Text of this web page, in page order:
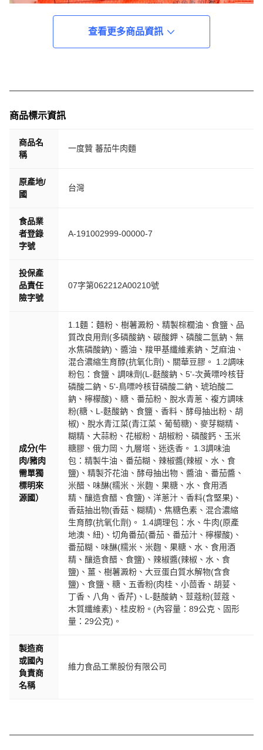
查看更多商品資訊
商品標示資訊
商品名
稱
一度贊 蕃茄牛肉麵
原產地/
國
台灣
食品業
者登錄
字號
A-191002999-00000-7
投保產
品責任
險字號
07字第062212A00210號
成分(牛
肉/豬肉
需單獨
標明來
源國）
1.1麵：麵粉、樹薯澱粉、精製棕櫚油、食鹽、品
質改良用劑(多磷酸鈉、碳酸鉀、磷酸二氫鈉、無
水焦磷酸鈉)、醬油、羧甲基纖維素鈉、芝麻油、
混合濃縮生育醇(抗氧化劑)、關華豆膠。 1.2調味
粉包：食鹽、調味劑(L-麩酸鈉、5'-次黃嘌呤核苷
磷酸二鈉、5'-鳥嘌呤核苷磷酸二鈉、琥珀酸二
鈉、檸檬酸)、糖、番茄粉、脫水青蔥、複方調味
粉(糖、L-麩酸鈉、食鹽、香料、酵母抽出粉、胡
椒)、脫水青江菜(青江菜、葡萄糖)、麥芽糊精、
糊精、大蒜粉、花椒粉、胡椒粉、磷酸鈣、玉米
糖膠、俄力岡、九層塔、迷迭香。 1.3調味油
包：精製牛油、番茄糊、辣椒醬(辣椒、水、食
鹽)、精製芥花油、酵母抽出物、醬油、番茄醬、
米醋、味醂(糯米、米麴、果糖、水、食用酒
精、釀造食醋、食鹽)、洋蔥汁、香料(含堅果)、
香菇抽出物(香菇、糊精)、焦糖色素、混合濃縮
生育醇(抗氧化劑)。 1.4調理包：水、牛肉(原產
地澳、紐)、切角番茄(番茄、番茄汁、檸檬酸)、
番茄糊、味醂(糯米、米麴、果糖、水、食用酒
精、釀造食醋、食鹽)、辣椒醬(辣椒、水、食
鹽)、薑、樹薯澱粉、大豆蛋白質水解物(含食
鹽)、食鹽、糖、五香粉(肉桂、小茴香、胡荽、
丁香、八角、香芹)、L-麩酸鈉、荳蔻粉(荳蔻、
木質纖維素)、桂皮粉。(內容量：89公克、固形
量：29公克)。
製造商
或國內
負責商
名稱
維力食品工業股份有限公司